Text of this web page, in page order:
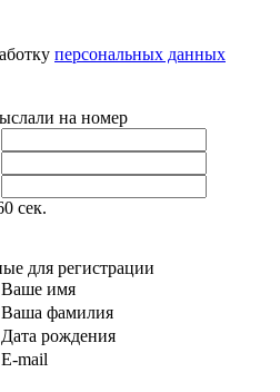
персональных данных
на номер
сек.
для регистрации
Ваше имя
Ваша фамилия
Дата рождения
E-mail